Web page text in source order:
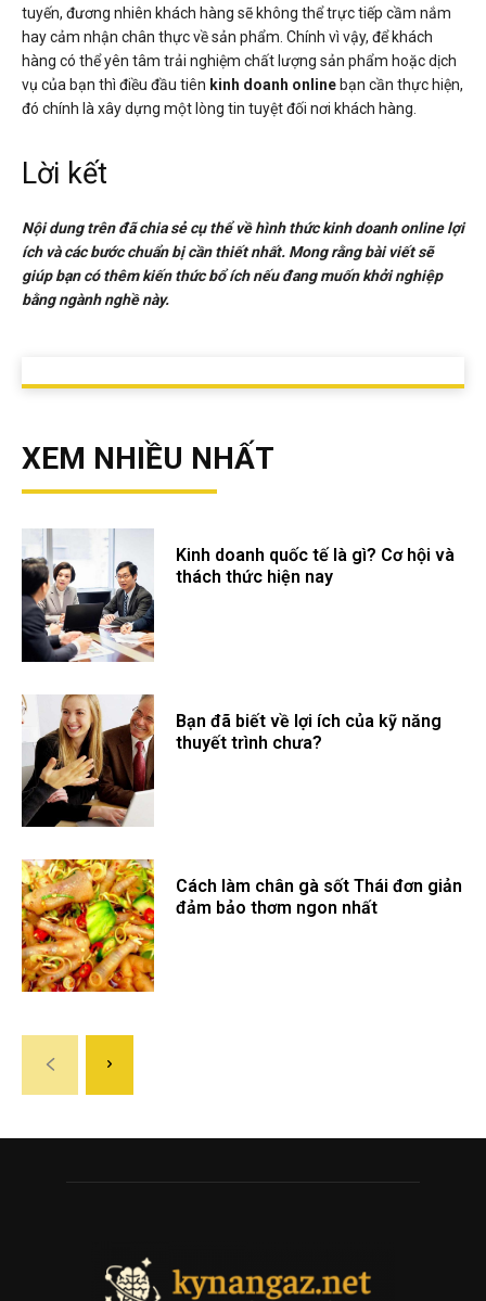
tuyến, đương nhiên khách hàng sẽ không thể trực tiếp cầm nắm
hay cảm nhận chân thực về sản phẩm. Chính vì vậy, để khách
hàng có thể yên tâm trải nghiệm chất lượng sản phẩm hoặc dịch
vụ của bạn thì điều đầu tiên kinh doanh online bạn cần thực hiện,
đó chính là xây dựng một lòng tin tuyệt đối nơi khách hàng.
Lời kết
Nội dung trên đã chia sẻ cụ thể về hình thức kinh doanh online lợi
ích và các bước chuẩn bị cần thiết nhất. Mong rằng bài viết sẽ
giúp bạn có thêm kiến thức bổ ích nếu đang muốn khởi nghiệp
bằng ngành nghề này.
XEM NHIỀU NHẤT
Kinh doanh quốc tế là gì? Cơ hội và
thách thức hiện nay
Bạn đã biết về lợi ích của kỹ năng
thuyết trình chưa?
Cách làm chân gà sốt Thái đơn giản
đảm bảo thơm ngon nhất